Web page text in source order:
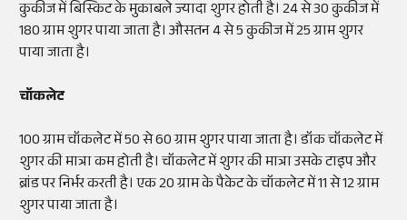
कुकीज में बिस्किट के मुकाबले ज्यादा शुगर होती है। 24 से 30 कुकीज में
180 ग्राम शुगर पाया जाता है। औसतन 4 से 5 कुकीज में 25 ग्राम शुगर
पाया जाता है।
चॉकलेट
100 ग्राम चॉकलेट में 50 से 60 ग्राम शुगर पाया जाता है। डॉक चॉकलेट में
शुगर की मात्रा कम होती है। चॉकलेट में शुगर की मात्रा उसके टाइप और
ब्रांड पर निर्भर करती है। एक 20 ग्राम के पैकेट के चॉकलेट में 11 से 12 ग्राम
शुगर पाया जाता है।